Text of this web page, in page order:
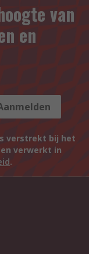
van
en
verstrekt bij het
verwerkt in
.